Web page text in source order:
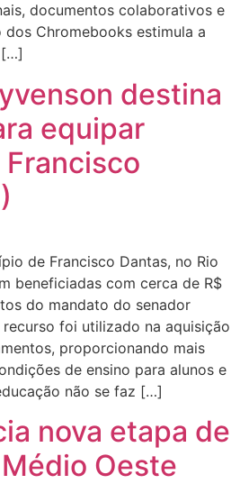
documentos colaborativos e
dos Chromebooks estimula a
[…]
destina
equipar
de Francisco Dantas, no Rio
beneficiadas com cerca de R$
do mandato do senador
recurso foi utilizado na aquisição
proporcionando mais
de ensino para alunos e
não se faz […]
nova etapa de
Oeste